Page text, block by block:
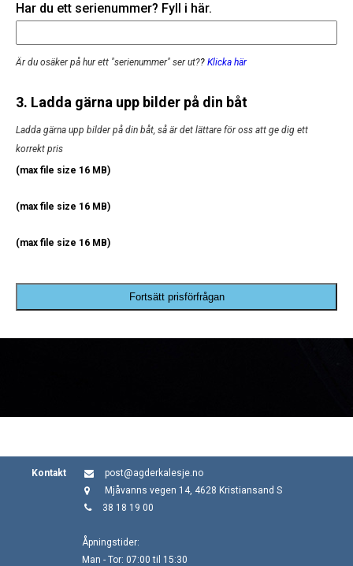
Har du ett serienummer? Fyll i här.
Är du osäker på hur ett "serienummer" ser ut?? Klicka här
3. Ladda gärna upp bilder på din båt
Ladda gärna upp bilder på din båt, så är det lättare för oss att ge dig ett
korrekt pris
(max file size 16 MB)
(max file size 16 MB)
(max file size 16 MB)
Fortsätt prisförfrågan
Kontakt
post@agderkalesje.no
Mjåvanns vegen 14, 4628 Kristiansand S
38 18 19 00
Åpningstider:
Man - Tor: 07:00 til 15:30